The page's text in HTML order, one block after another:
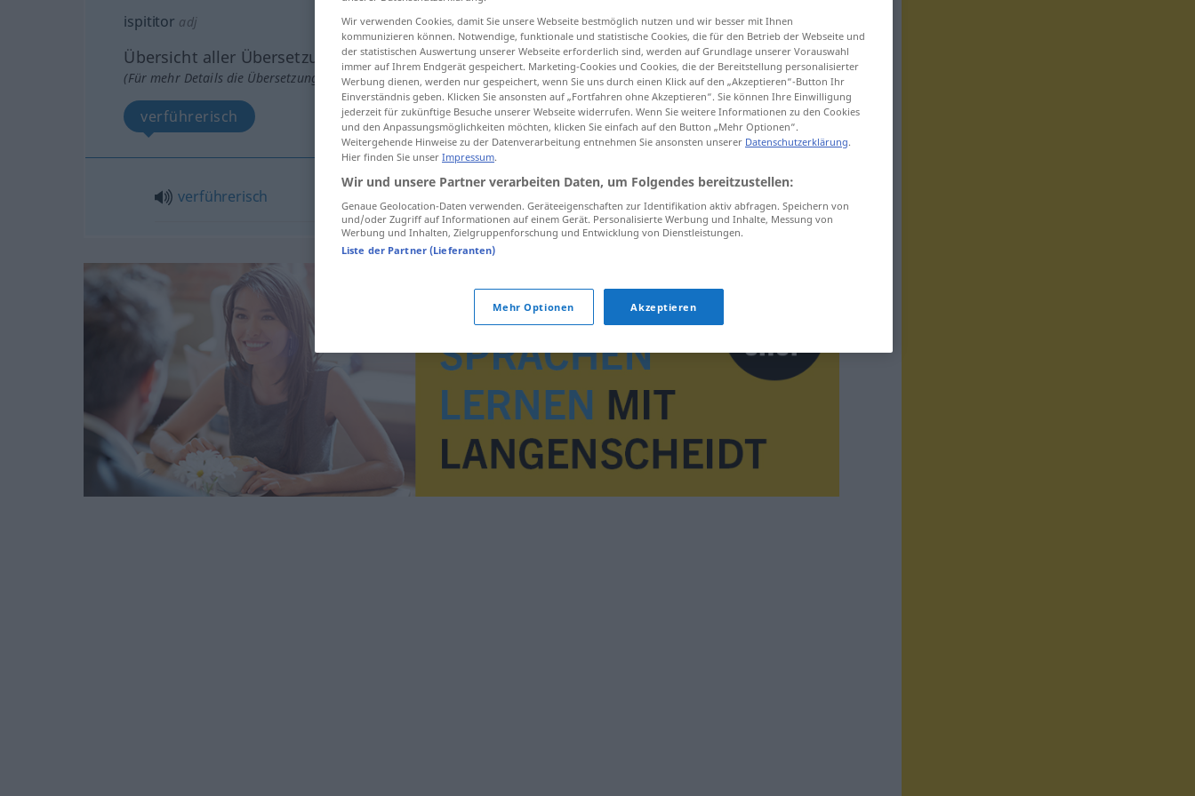
ispititor adj
Übersicht aller Übersetzungen
(Für mehr Details die Übersetzung anklicken/antippen)
verführerisch
verführerisch
Wir verwenden Cookies, damit Sie unsere Webseite bestmöglich nutzen und wir besser mit Ihnen
kommunizieren können. Notwendige, funktionale und statistische Cookies, die für den Betrieb der Webseite und
der statistischen Auswertung unserer Webseite erforderlich sind, werden auf Grundlage unserer Vorauswahl
immer auf Ihrem Endgerät gespeichert. Marketing-Cookies und Cookies, die der Bereitstellung personalisierter
Werbung dienen, werden nur gespeichert, wenn Sie uns durch einen Klick auf den „Akzeptieren“-Button Ihr
Einverständnis geben. Klicken Sie ansonsten auf „Fortfahren ohne Akzeptieren“. Sie können Ihre Einwilligung
jederzeit für zukünftige Besuche unserer Webseite widerrufen. Wenn Sie weitere Informationen zu den Cookies
und den Anpassungsmöglichkeiten möchten, klicken Sie einfach auf den Button „Mehr Optionen“.
Weitergehende Hinweise zu der Datenverarbeitung entnehmen Sie ansonsten unserer Datenschutzerklärung.
Hier finden Sie unser Impressum.
Wir und unsere Partner verarbeiten Daten, um Folgendes bereitzustellen:
Genaue Geolocation-Daten verwenden. Geräteeigenschaften zur Identifikation aktiv abfragen. Speichern von
und/oder Zugriff auf Informationen auf einem Gerät. Personalisierte Werbung und Inhalte, Messung von
Werbung und Inhalten, Zielgruppenforschung und Entwicklung von Dienstleistungen.
Liste der Partner (Lieferanten)
Mehr Optionen Akzeptieren